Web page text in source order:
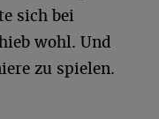
sich bei
wohl. Und
zu spielen.